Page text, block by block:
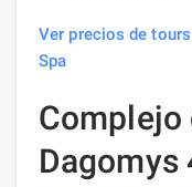
Ver precios de
Spa
Complejo
Dagomys